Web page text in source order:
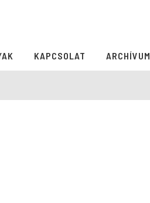
KAPCSOLAT ARCHÍVUM